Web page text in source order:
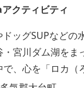
クティビティ
ドッグSUPなどの
・宮川ダム湖をま
、心を「ロカ（
ティを。宿泊は